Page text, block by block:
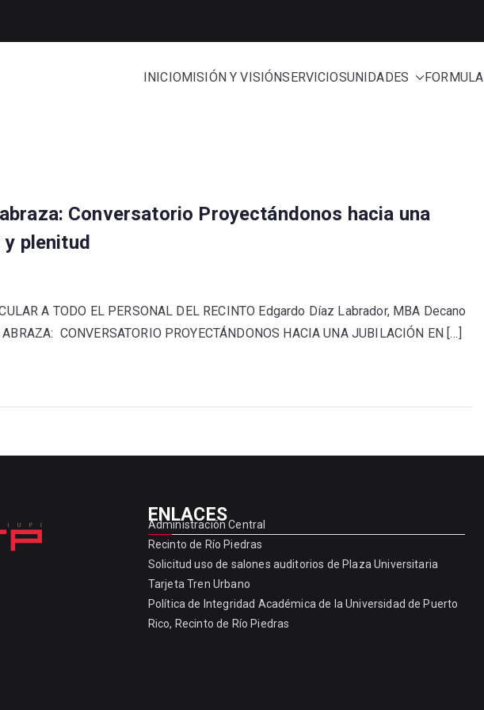
INICIOMISIÓN Y VISIÓNSERVICIOSUNIDADES
Conversatorio Proyectándonos hacia una
plenitud
A TODO EL PERSONAL DEL RECINTO Edgardo Díaz Labrador, MBA Decano
CONVERSATORIO PROYECTÁNDONOS HACIA UNA JUBILACIÓN EN […]
ENLACES
Administración Central
Recinto de Río Piedras
Solicitud uso de salones auditorios de Plaza Universitaria
Tarjeta Tren Urbano
Política de Integridad Académica de la Universidad de Puerto
Rico, Recinto de Río Piedras